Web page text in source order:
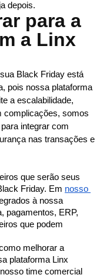
depois.
para a
a Linx
Black Friday está
pois nossa plataforma
a escalabilidade,
complicações, somos
integrar com
nas transações e
que serão seus
Friday. Em nosso
à nossa
pagamentos, ERP,
que podem
melhorar a
plataforma Linx